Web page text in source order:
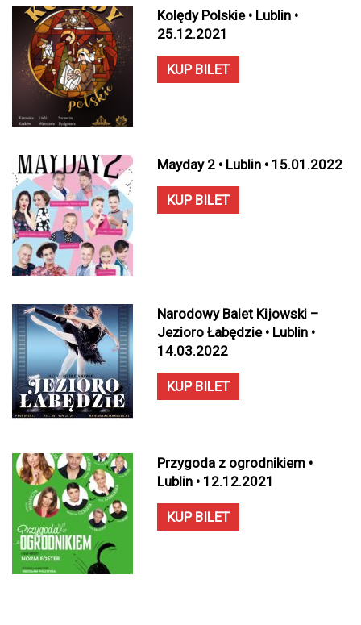
Kolędy Polskie • Lublin •
25.12.2021
KUP BILET
Mayday 2 • Lublin • 15.01.2022
KUP BILET
Narodowy Balet Kijowski –
Jezioro Łabędzie • Lublin •
14.03.2022
KUP BILET
Przygoda z ogrodnikiem •
Lublin • 12.12.2021
KUP BILET